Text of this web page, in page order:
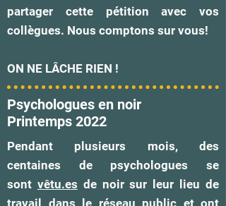
partager cette pétition avec vos
collègues. Nous comptons sur vous!
ON NE LÂCHE RIEN !
Psychologues en noir
Printemps 2022
Pendant plusieurs mois, des
centaines de psychologues se
sont vêtu.es de noir sur leur lieu de
travail dans le réseau public et ont